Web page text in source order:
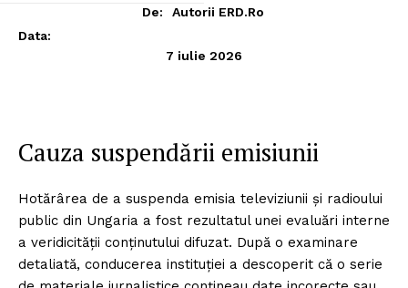
De:
Autorii ERD.ro
Data:
7 iulie 2026
Cauza suspendării emisiunii
Hotărârea de a suspenda emisia televiziunii și radioului
public din Ungaria a fost rezultatul unei evaluări interne
a veridicității conținutului difuzat. După o examinare
detaliată, conducerea instituției a descoperit că o serie